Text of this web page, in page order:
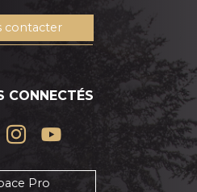
contacter
CONNECTÉS
Pro